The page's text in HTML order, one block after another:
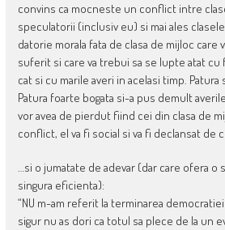
convins ca mocneste un conflict intre
speculatorii (inclusiv eu) si mai ales
datorie morala fata de clasa de mijloc care
suferit si care va trebui sa se lupte atat cu
cat si cu marile averi in acelasi timp.
Patura foarte bogata si-a pus demult
vor avea de pierdut fiind cei din clasa de
conflict, el va fi social si va fi declansat de
…si o jumatate de adevar (dar care ofera o
singura eficienta):
“NU m-am referit la terminarea democratiei
sigur nu as dori ca totul sa plece de la un